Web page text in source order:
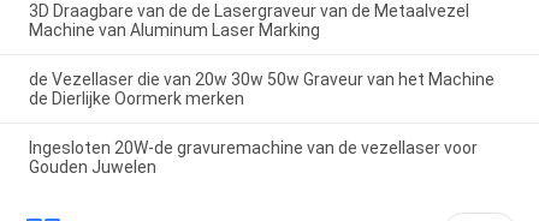
3D Draagbare van de de Lasergraveur van de Metaalvezel
Machine van Aluminum Laser Marking
de Vezellaser die van 20w 30w 50w Graveur van het Machine
de Dierlijke Oormerk merken
Ingesloten 20W-de gravuremachine van de vezellaser voor
Gouden Juwelen